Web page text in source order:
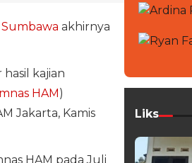
Sumbawa akhirnya
kajian
HAM)
Jakarta, Kamis
HAM pada Juli
Liks